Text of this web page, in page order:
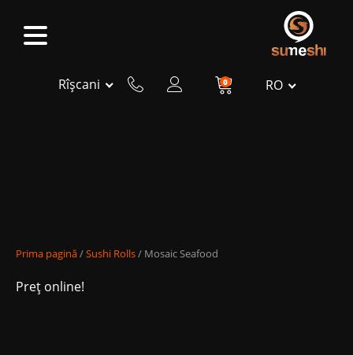
Rîșcani 0 RO
Prima pagină/Sushi Rolls/ Mosaic Seafood
Preț online!